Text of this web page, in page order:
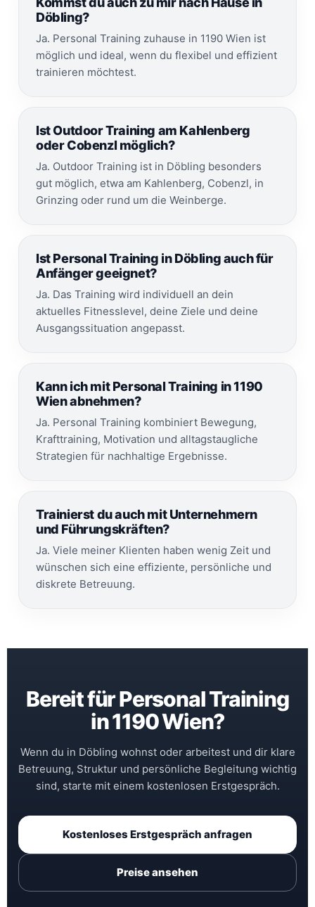
Döbling?
Ja. Personal Training zuhause in 1190 Wien ist
möglich und ideal, wenn du flexibel und effizient
trainieren möchtest.
Ist Outdoor Training am Kahlenberg
oder Cobenzl möglich?
Ja. Outdoor Training ist in Döbling besonders
gut möglich, etwa am Kahlenberg, Cobenzl, in
Grinzing oder rund um die Weinberge.
Ist Personal Training in Döbling auch für
Anfänger geeignet?
Ja. Das Training wird individuell an dein
aktuelles Fitnesslevel, deine Ziele und deine
Ausgangssituation angepasst.
Kann ich mit Personal Training in 1190
Wien abnehmen?
Ja. Personal Training kombiniert Bewegung,
Krafttraining, Motivation und alltagstaugliche
Strategien für nachhaltige Ergebnisse.
Trainierst du auch mit Unternehmern
und Führungskräften?
Ja. Viele meiner Klienten haben wenig Zeit und
wünschen sich eine effiziente, persönliche und
diskrete Betreuung.
Bereit für Personal Training
in 1190 Wien?
Wenn du in Döbling wohnst oder arbeitest und dir klare
Betreuung, Struktur und persönliche Begleitung wichtig
sind, starte mit einem kostenlosen Erstgespräch.
Kostenloses Erstgespräch anfragen
Preise ansehen